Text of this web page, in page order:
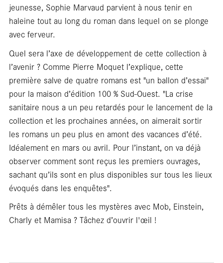
jeunesse, Sophie Marvaud parvient à nous tenir en
haleine tout au long du roman dans lequel on se plonge
avec ferveur.
Quel sera l’axe de développement de cette collection à
l’avenir ? Comme Pierre Moquet l’explique, cette
première salve de quatre romans est "un ballon d’essai"
pour la maison d’édition 100 % Sud-Ouest. "La crise
sanitaire nous a un peu retardés pour le lancement de la
collection et les prochaines années, on aimerait sortir
les romans un peu plus en amont des vacances d’été.
Idéalement en mars ou avril. Pour l’instant, on va déjà
observer comment sont reçus les premiers ouvrages,
sachant qu’ils sont en plus disponibles sur tous les lieux
évoqués dans les enquêtes".
Prêts à démêler tous les mystères avec Mob, Einstein,
Charly et Mamisa ? Tâchez d’ouvrir l'œil !